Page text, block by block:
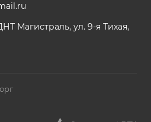
Магистраль, ул. 9-я Тихая,